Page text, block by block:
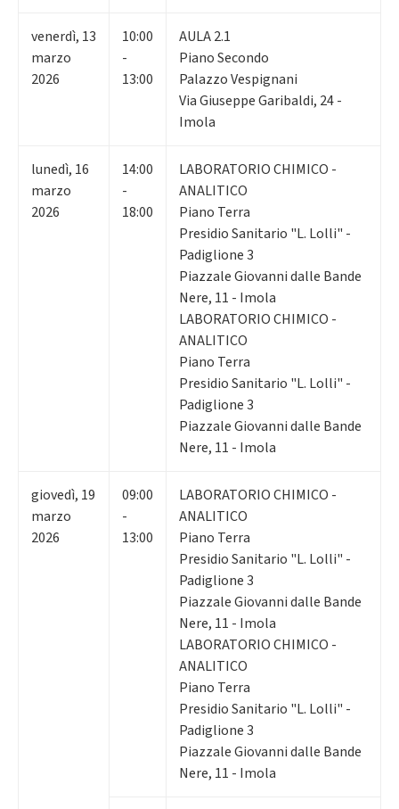
venerdì, 13
marzo
2026
10:00
-
13:00
AULA 2.1
Piano Secondo
Palazzo Vespignani
Via Giuseppe Garibaldi, 24 -
Imola
lunedì, 16
marzo
2026
14:00
-
18:00
LABORATORIO CHIMICO -
ANALITICO
Piano Terra
Presidio Sanitario "L. Lolli" -
Padiglione 3
Piazzale Giovanni dalle Bande
Nere, 11 - Imola
LABORATORIO CHIMICO -
ANALITICO
Piano Terra
Presidio Sanitario "L. Lolli" -
Padiglione 3
Piazzale Giovanni dalle Bande
Nere, 11 - Imola
giovedì, 19
marzo
2026
09:00
-
13:00
LABORATORIO CHIMICO -
ANALITICO
Piano Terra
Presidio Sanitario "L. Lolli" -
Padiglione 3
Piazzale Giovanni dalle Bande
Nere, 11 - Imola
LABORATORIO CHIMICO -
ANALITICO
Piano Terra
Presidio Sanitario "L. Lolli" -
Padiglione 3
Piazzale Giovanni dalle Bande
Nere, 11 - Imola